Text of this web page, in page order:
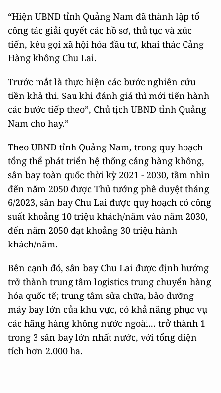
“Hiện UBND tỉnh Quảng Nam đã thành lập tổ
công tác giải quyết các hồ sơ, thủ tục và xúc
tiến, kêu gọi xã hội hóa đầu tư, khai thác Cảng
Hàng không Chu Lai.
Trước mắt là thực hiện các bước nghiên cứu
tiền khả thi. Sau khi đánh giá thì mới tiến hành
các bước tiếp theo”, Chủ tịch UBND tỉnh Quảng
Nam cho hay.”
Theo UBND tỉnh Quảng Nam, trong quy hoạch
tổng thể phát triển hệ thống cảng hàng không,
sân bay toàn quốc thời kỳ 2021 - 2030, tầm nhìn
đến năm 2050 được Thủ tướng phê duyệt tháng
6/2023, sân bay Chu Lai được quy hoạch có công
suất khoảng 10 triệu khách/năm vào năm 2030,
đến năm 2050 đạt khoảng 30 triệu hành
khách/năm.
Bên cạnh đó, sân bay Chu Lai được định hướng
trở thành trung tâm logistics trung chuyển hàng
hóa quốc tế; trung tâm sửa chữa, bảo dưỡng
máy bay lớn của khu vực, có khả năng phục vụ
các hãng hàng không nước ngoài... trở thành 1
trong 3 sân bay lớn nhất nước, với tổng diện
tích hơn 2.000 ha.